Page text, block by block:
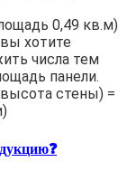
0,49 кв.м)
хотите
числа тем
панели.
стены) =